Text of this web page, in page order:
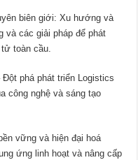
biên giới: Xu hướng và
và các giải pháp để phát
toàn cầu.
phá phát triển Logistics
công nghệ và sáng tạo
vững và hiện đại hoá
ứng linh hoạt và nâng cấp